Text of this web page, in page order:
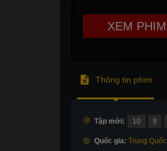
XEM PHIM
Thông tin phim
Tập mới: 10 9
Quốc gia: Trung Quốc